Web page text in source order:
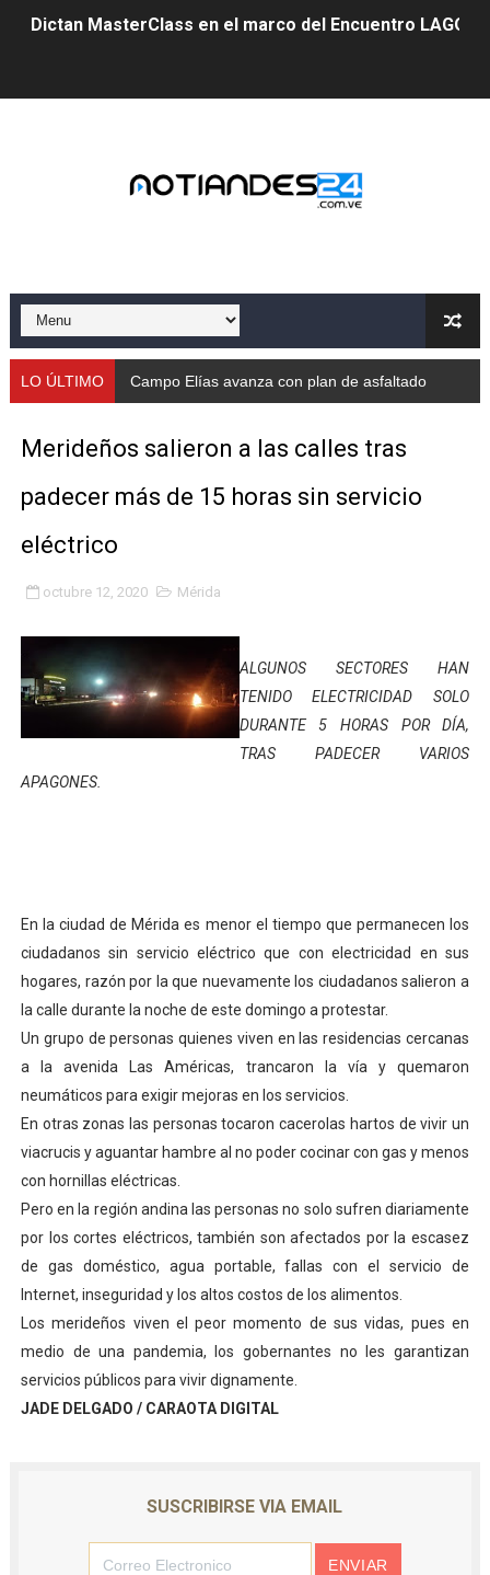
Dictan MasterClass en el marco del Encuentro LAGO
Gobernador Arnaldo Sánchez apadrina a más de 993
Mérida fortalece su reserva deportiva de cara a
Gobernación de Mérida instalará mesa de trabajo con
Instituto Nacional de Nutrición celebra Semana
Gobernación de Mérida fortalece el desarrollo
Corposalud inició talleres para aspirantes al curso de
Fundecem inició con éxito el taller vacacional de
El Lactario del Iahula celebra la Semana Mundial de la
Plan Vacacional "Venezuela Ríe 2026" brinda
Iniciación al yoga reúne a diversos clubes deportivos
Mincomunas impulsa el autogobierno en Mérida con
Expertos inspeccionan espacios del OAN para la
LO ÚLTIMO Campo Elías avanza con plan de asfaltado
Merideños salieron a las calles tras
padecer más de 15 horas sin servicio
eléctrico
octubre 12, 2020 Mérida
ALGUNOS SECTORES HAN
TENIDO ELECTRICIDAD SOLO
DURANTE 5 HORAS POR DÍA,
TRAS PADECER VARIOS
APAGONES.
En la ciudad de Mérida es menor el tiempo que permanecen los
ciudadanos sin servicio eléctrico que con electricidad en sus
hogares, razón por la que nuevamente los ciudadanos salieron a
la calle durante la noche de este domingo a protestar.
Un grupo de personas quienes viven en las residencias cercanas
a la avenida Las Américas, trancaron la vía y quemaron
neumáticos para exigir mejoras en los servicios.
En otras zonas las personas tocaron cacerolas hartos de vivir un
viacrucis y aguantar hambre al no poder cocinar con gas y menos
con hornillas eléctricas.
Pero en la región andina las personas no solo sufren diariamente
por los cortes eléctricos, también son afectados por la escasez
de gas doméstico, agua portable, fallas con el servicio de
Internet, inseguridad y los altos costos de los alimentos.
Los merideños viven el peor momento de sus vidas, pues en
medio de una pandemia, los gobernantes no les garantizan
servicios públicos para vivir dignamente.
JADE DELGADO / CARAOTA DIGITAL
SUSCRIBIRSE VIA EMAIL